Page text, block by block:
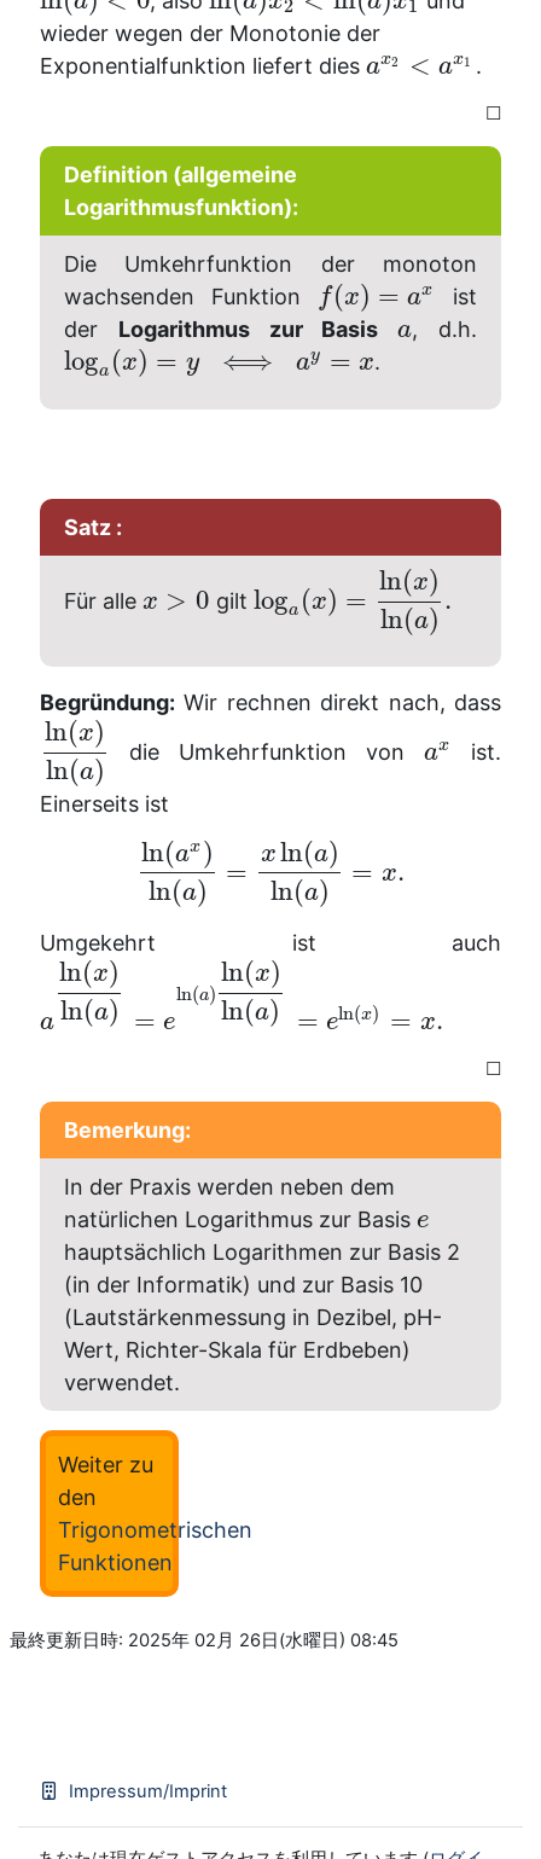
2 1
wieder wegen der Monotonie der
Exponentialfunktion liefert dies ax2 < ax1 .
☐
Definition (allgemeine
Logarithmusfunktion):
Die Umkehrfunktion der monoton
wachsenden Funktion
f(x) = ax
ist
der Logarithmus zur Basisa, d.h.
loga (x) = y ⟺ ay = x.
Satz :
Für alle x > 0 gilt loga (x) =
ln(x)
ln(a)
.
Begründung: Wir rechnen direkt nach, dass
ln(x)
ln(a)
die Umkehrfunktion von ax ist.
Einerseits ist
ln(ax )
ln(a)
=
x ln(a)
ln(a)
= x.
Umgekehrt ist auch
a
ln(x)
ln(a) = e
ln(a)
ln(x)
ln(a) = eln(x) = x.
☐
Bemerkung:
In der Praxis werden neben dem
natürlichen Logarithmus zur Basis e
hauptsächlich Logarithmen zur Basis 2
(in der Informatik) und zur Basis 10
(Lautstärkenmessung in Dezibel, pH-
Wert, Richter-Skala für Erdbeben)
verwendet.
Weiter zu
den
Trigonometrischen
Funktionen
最終更新日時: 2025年 02月 26日(水曜日) 08:45
Impressum/Imprint